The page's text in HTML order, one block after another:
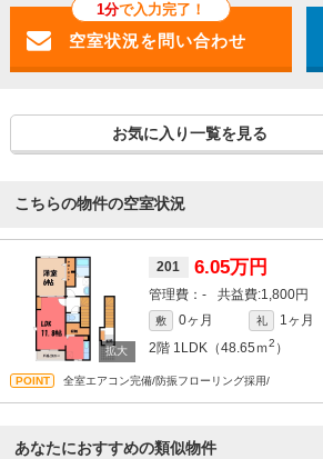
1分で入力完了！
お気に入り一覧を見る
こちらの物件の空室状況
201 6.05万円
- 1,800円
敷 0ヶ月 礼
1ヶ月
2階 1LDK（48.65ｍ2 ）
全室エアコン完備/防振フローリング採用/
あなたにおすすめの類似物件